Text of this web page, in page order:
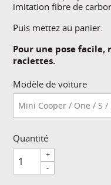
imitation fibre de
Puis mettez au panier.
Pour une pose facile,
raclettes.
Modèle de voiture
Quantité
+
-